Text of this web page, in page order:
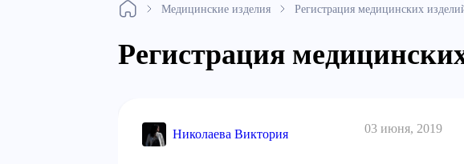
Медицинские изделия Регистрация медицинских
Регистрация
Николаева Виктория 03 июня, 2019